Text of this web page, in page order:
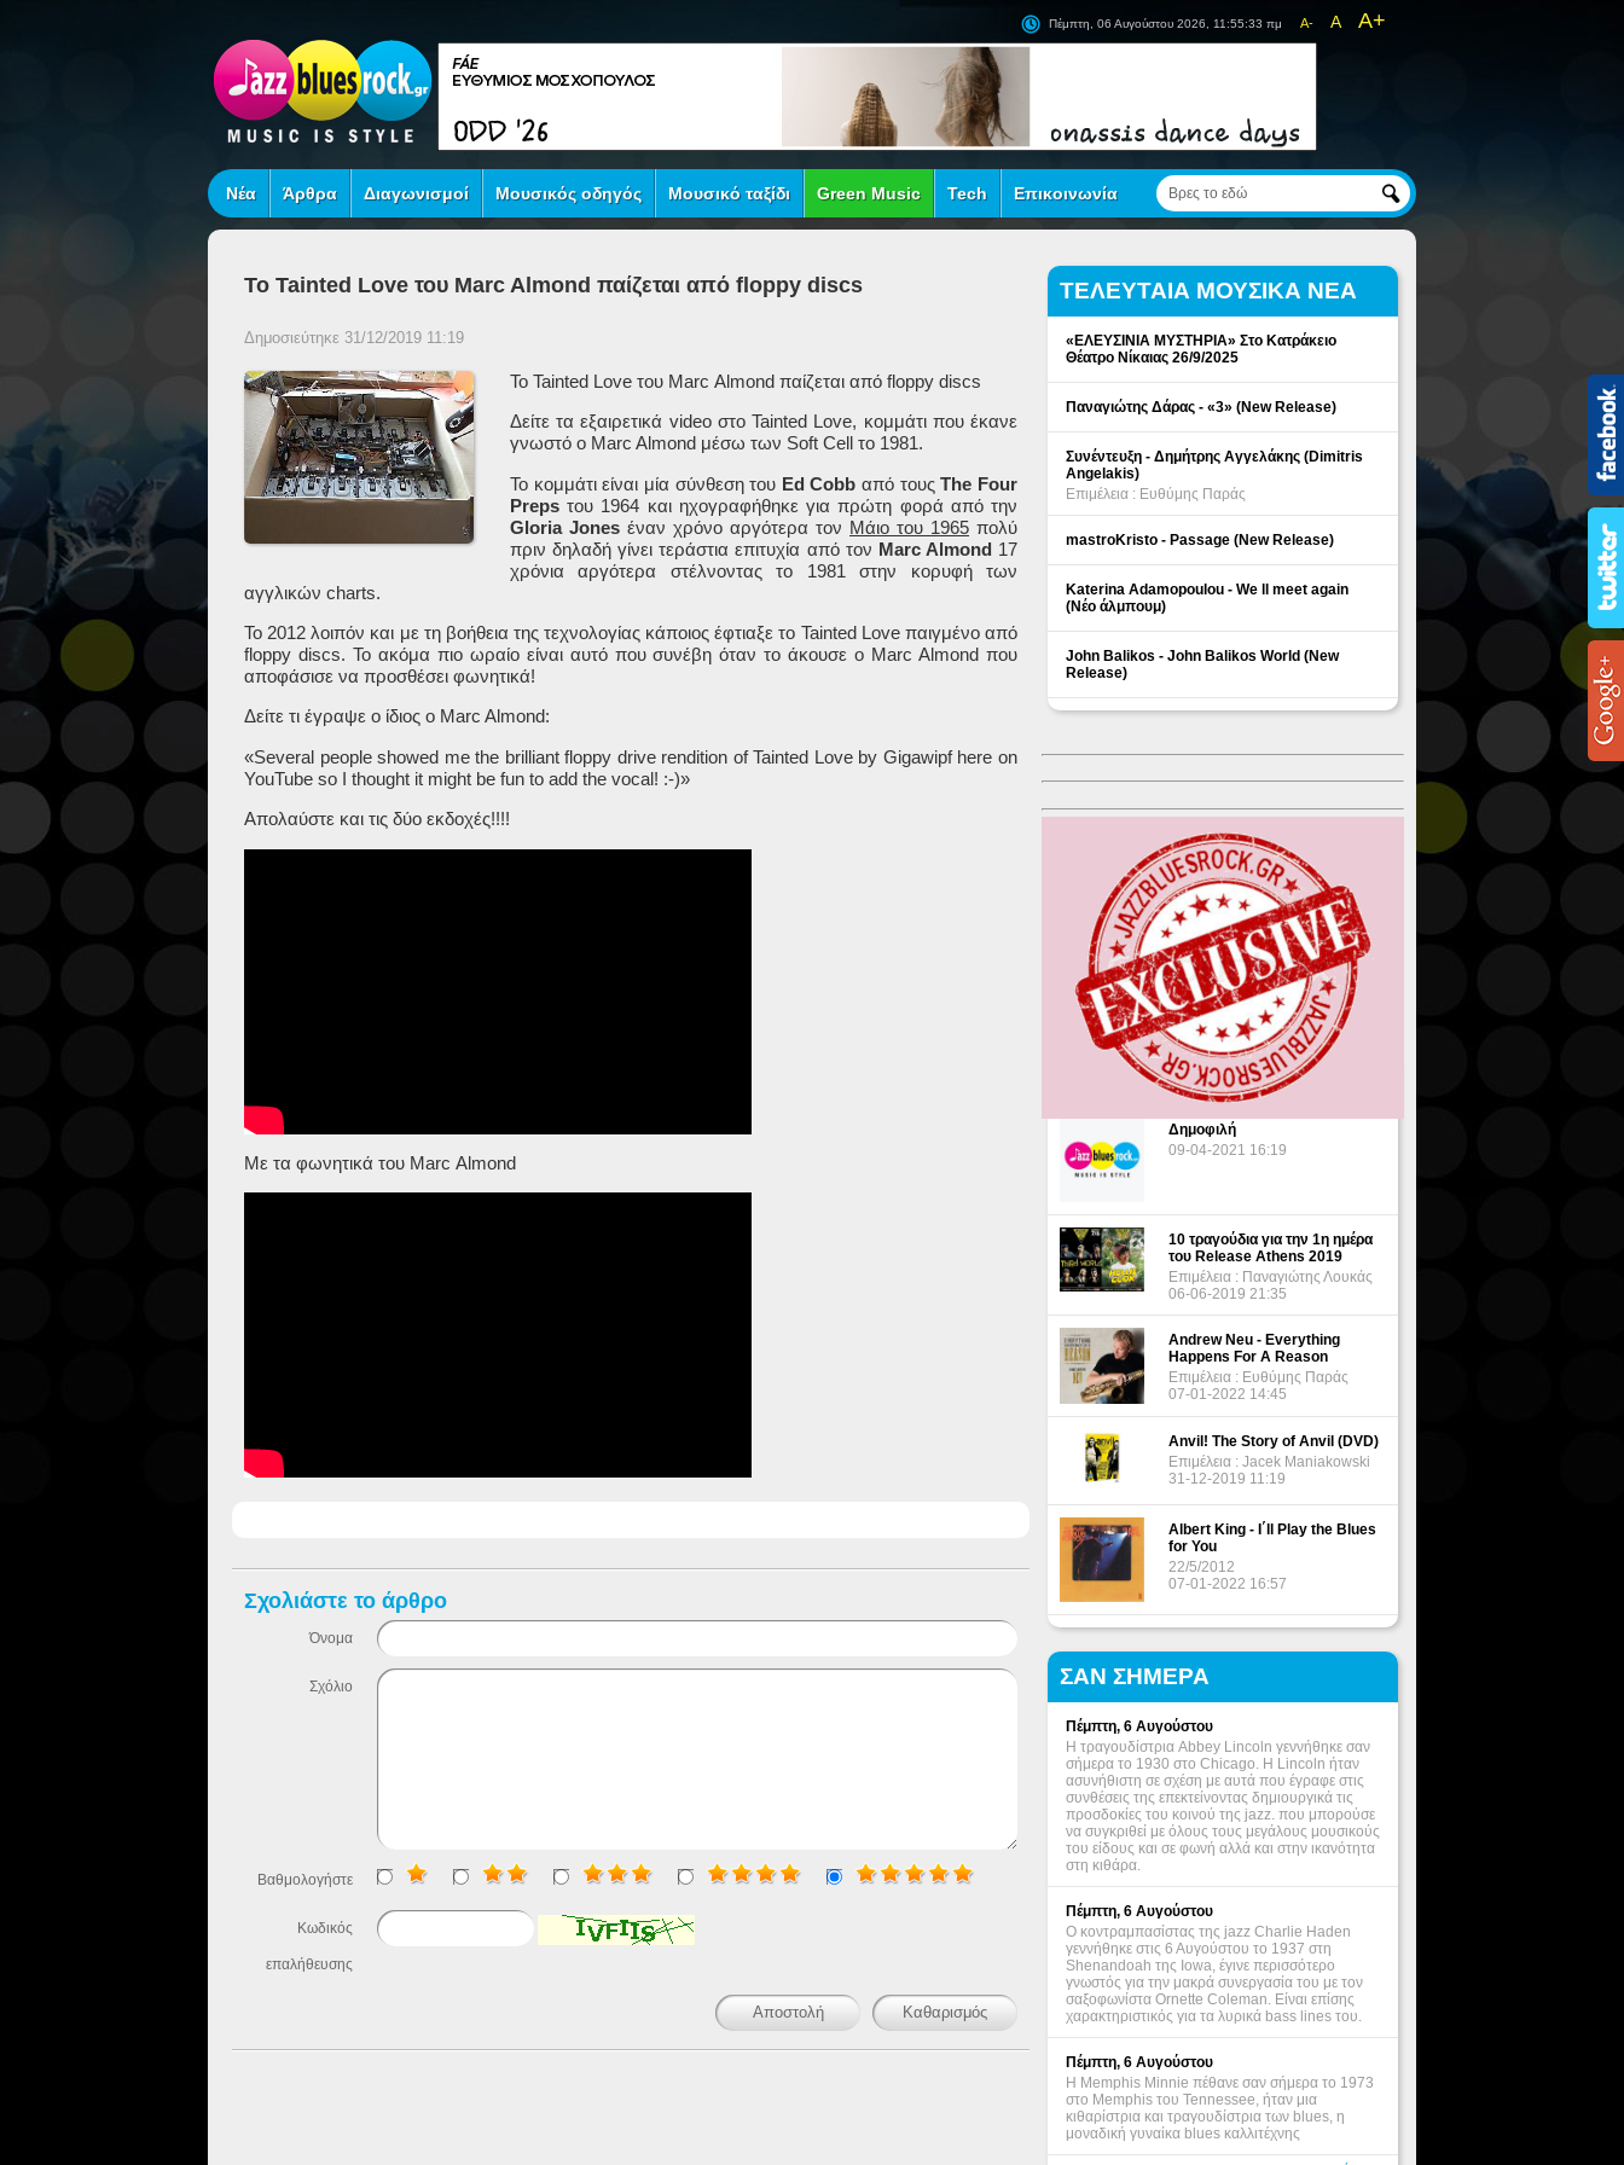
A- A A+
Πέμπτη, 06 Αυγούστου 2026, 11:55:33 πμ
Νέα Άρθρα Διαγωνισμοί Μουσικός οδηγός Μουσικό ταξίδι Green Music Tech Επικοινωνία
Το Tainted Love του Marc Almond παίζεται από floppy discs
Δημοσιεύτηκε 31/12/2019 11:19
Το Tainted Love του Marc Almond παίζεται από floppy discs
Δείτε τα εξαιρετικά video στοTainted Love, κομμάτιπου έκανε
γνωστό ο Marc Almond μέσω των Soft Cell το 1981.
Το κομμάτι είναι μία σύνθεση του Ed Cobb από τουςThe Four
Prepsτου 1964 και ηχογραφήθηκε για πρώτη φορά από την
Gloria Jones έναν χρόνο αργότερα τον Μάιο του 1965 πολύ
πριν δηλαδή γίνει τεράστια επιτυχία από τον Marc Almond 17
χρόνια αργότερα στέλνοντας το 1981 στην κορυφή των
αγγλικών charts.
Το 2012 λοιπόν και με τη βοήθεια της τεχνολογίας κάποιος έφτιαξε το Tainted Love παιγμένο από
floppy discs. Το ακόμα πιο ωραίο είναι αυτό που συνέβη όταν το άκουσε ο Marc Almond που
αποφάσισε να προσθέσει φωνητικά!
Δείτε τι έγραψε ο ίδιος ο Marc Almond:
«Several people showed me the brilliant floppy drive rendition of Tainted Love by Gigawipf here on
YouTube so I thought it might be fun to add the vocal! :-)»
Απολαύστε και τις δύο εκδοχές!!!!
Με τα φωνητικά του Marc Almond
Σχολιάστε το άρθρο
Όνομα
Σχόλιο
Βαθμολογήστε
Κωδικός
επαλήθευσης
ΤΕΛΕΥΤΑΙΑ ΜΟΥΣΙΚΑ ΝΕΑ
«ΕΛΕΥΣΙΝΙΑ ΜΥΣΤΗΡΙΑ» Στο Κατράκειο
Θέατρο Νίκαιας 26/9/2025
Παναγιώτης Δάρας - «3» (New Release)
Συνέντευξη - Δημήτρης Αγγελάκης (Dimitris
Angelakis)
Επιμέλεια : Ευθύμης Παράς
mastroKristo - Passage (New Release)
Katerina Adamopoulou - We ll meet again
(Νέο άλμπουμ)
John Balikos - John Balikos World (New
Release)
ΔΗΜΟΦΙΛΗ ΘΕΜΑΤΑ
Δημοφιλή
09-04-2021 16:19
10 τραγούδια για την 1η ημέρα
του Release Athens 2019
Επιμέλεια : Παναγιώτης Λουκάς
06-06-2019 21:35
Andrew Neu - Everything
Happens For A Reason
Επιμέλεια : Ευθύμης Παράς
07-01-2022 14:45
Anvil! The Story of Anvil (DVD)
Επιμέλεια : Jacek Maniakowski
31-12-2019 11:19
Albert King - I΄ll Play the Blues
for You
22/5/2012
07-01-2022 16:57
ΣΑΝ ΣΗΜΕΡΑ
Πέμπτη, 6 Αυγούστου
Η τραγουδίστρια Abbey Lincoln γεννήθηκε σαν
σήμερα το 1930 στο Chicago. Η Lincoln ήταν
ασυνήθιστη σε σχέση με αυτά που έγραφε στις
συνθέσεις της επεκτείνοντας δημιουργικά τις
προσδοκίες του κοινού της jazz. που μπορούσε
να συγκριθεί με όλους τους μεγάλους μουσικούς
του είδους και σε φωνή αλλά και στην ικανότητα
στη κιθάρα.
Πέμπτη, 6 Αυγούστου
Ο κοντραμπασίστας της jazz Charlie Haden
γεννήθηκε στις 6 Αυγούστου το 1937 στη
Shenandoah της Iowa, έγινε περισσότερο
γνωστός για την μακρά συνεργασία του με τον
σαξοφωνίστα Ornette Coleman. Είναι επίσης
χαρακτηριστικός για τα λυρικά bass lines του.
Πέμπτη, 6 Αυγούστου
Η Memphis Minnie πέθανε σαν σήμερα το 1973
στο Memphis του Tennessee, ήταν μια
κιθαρίστρια και τραγουδίστρια των blues, η
μοναδική γυναίκα blues καλλιτέχνης